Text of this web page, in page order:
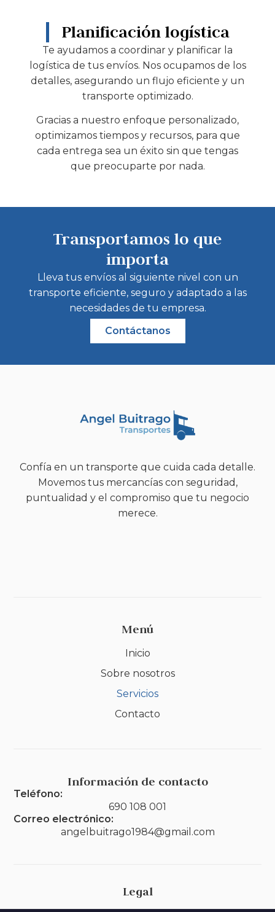
Planificación logística
Te ayudamos a coordinar y planificar la
logística de tus envíos. Nos ocupamos de los
detalles, asegurando un flujo eficiente y un
transporte optimizado.
Gracias a nuestro enfoque personalizado,
optimizamos tiempos y recursos, para que
cada entrega sea un éxito sin que tengas
que preocuparte por nada.
Transportamos lo que
importa
Lleva tus envíos al siguiente nivel con un
transporte eficiente, seguro y adaptado a las
necesidades de tu empresa.
Contáctanos
Confía en un transporte que cuida cada detalle.
Movemos tus mercancías con seguridad,
puntualidad y el compromiso que tu negocio
merece.
Menú
Inicio
Sobre nosotros
Servicios
Contacto
Información de contacto
Teléfono:
690 108 001
Correo electrónico:
angelbuitrago1984@gmail.com
Legal